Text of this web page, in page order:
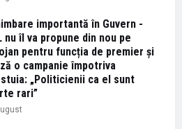
importantă în Guvern -
nu îl va propune din nou pe
pentru funcția de premier și
o campanie împotriva
„Politicienii ca el sunt
rari”